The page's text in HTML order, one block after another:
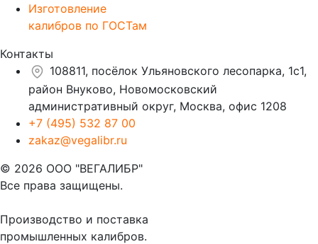
Изготовление
калибров по ГОСТам
Контакты
108811, посёлок Ульяновского лесопарка, 1с1,
район Внуково, Новомосковский
административный округ, Москва, офис 1208
+7 (495) 532 87 00
zakaz@vegalibr.ru
© 2026 ООО "ВЕГАЛИБР"
Все права защищены.
Производство и поставка
промышленных калибров.